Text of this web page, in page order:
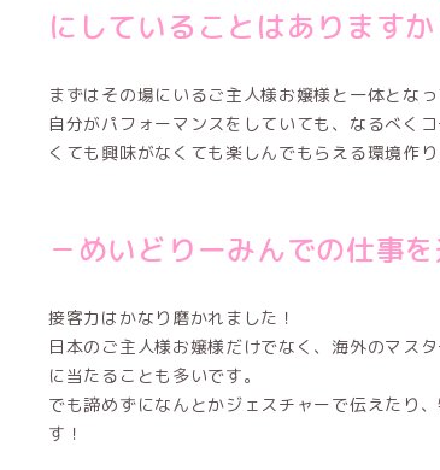
にしていることはありますか
まずはその場にいるご主人様お嬢様と一体とな
自分がパフォーマンスをしていても、なるべく
くても興味がなくても楽しんでもらえる環境作り
－めいどりーみんでの仕事
接客力はかなり磨かれました！
日本のご主人様お嬢様だけでなく、海外のマス
に当たることも多いです。
でも諦めずになんとかジェスチャーで伝えたり
す！